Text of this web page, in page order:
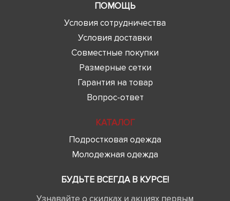
ПОМОЩЬ
Условия сотрудничества
Условия доставки
Совместные покупки
Размерные сетки
Гарантия на товар
Вопрос-ответ
КАТАЛОГ
Подростковая одежда
Молодежная одежда
БУДЬТЕ ВСЕГДА В КУРСЕ!
Узнавайте о скидках и акциях первым